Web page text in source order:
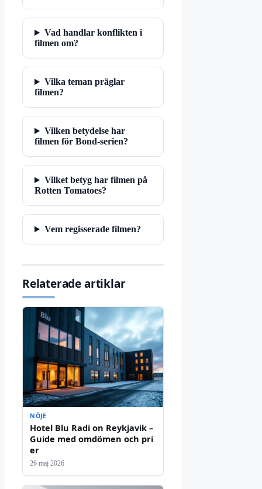
Vad handlar konflikten i
filmen om?
Vilka teman präglar
filmen?
Vilken betydelse har
filmen för Bond-serien?
Vilket betyg har filmen på
Rotten Tomatoes?
Vem regisserade filmen?
Relaterade artiklar
NÖJE
Hotel Blu Radi on Reykjavik –
Guide med omdömen och pri
er
26 maj 2026